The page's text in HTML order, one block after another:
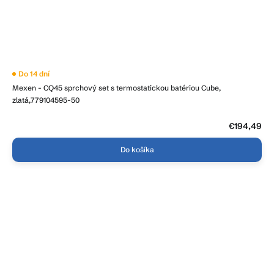
Mexen - CQ45 sprchový set s termostatickou batériou Cube,
zlatá,779104595-50
Do 14 dní
€194,49
Do košíka